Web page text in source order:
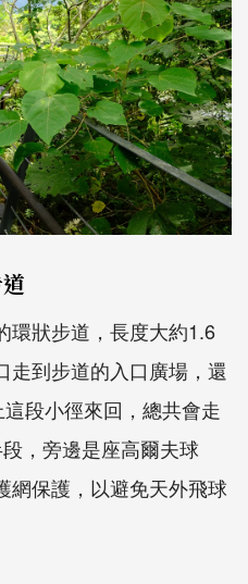
環狀步道，長度大約1.6
走到步道的入口廣場，還
段小徑來回，總共會走
，旁邊是座高爾夫球
網保護，以避免天外飛球